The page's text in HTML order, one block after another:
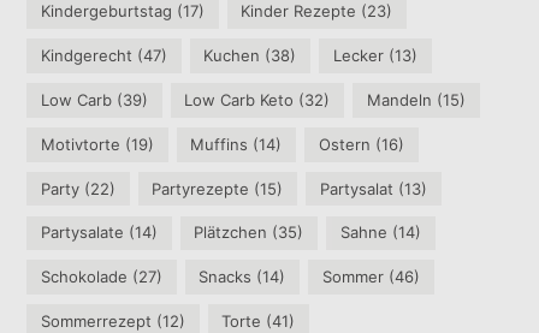
Kindergeburtstag (17) Kinder Rezepte (23)
Kindgerecht (47) Kuchen (38) Lecker(13)
Low Carb (39) Low Carb Keto (32) Mandeln (15)
Motivtorte (19) Muffins (14) Ostern (16)
Party (22) Partyrezepte (15) Partysalat (13)
Partysalate (14) Plätzchen (35) Sahne (14)
Schokolade (27) Snacks (14) Sommer(46)
Sommerrezept (12) Torte (41)